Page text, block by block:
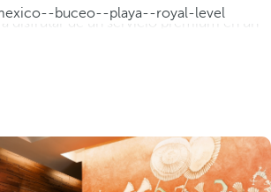
buceo--playa--royal-level
disfrutar de un servicio premium en un